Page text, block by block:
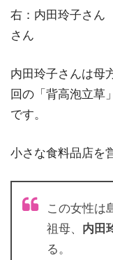
右：内田玲子さ
さん
内田玲子さんは母
回の「背高泡立草
です。
小さな食料品店を
この女性は
祖母、 内田
る。